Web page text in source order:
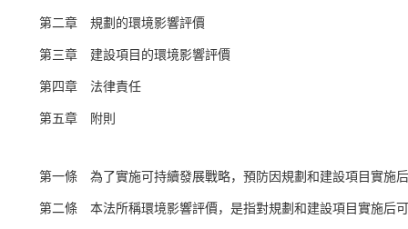
第二章 規劃的環境影響評價
第三章 建設項目的環境影響評價
第四章 法律責任
第五章 附則
第一條 為了實施可持續發展戰略，預防因規劃和建設項目實施
第二條 本法所稱環境影響評價，是指對規劃和建設項目實施后